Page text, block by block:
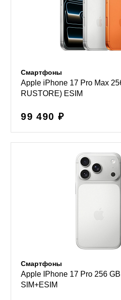
Смартфоны
Apple iPhone 17 Pro Max
RUSTORE) ESIM
99 490 ₽
Смартфоны
Apple IPhone 17 Pro 256
SIM+ESIM